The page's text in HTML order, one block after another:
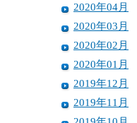
2020年04月
2020年03月
2020年02月
2020年01月
2019年12月
2019年11月